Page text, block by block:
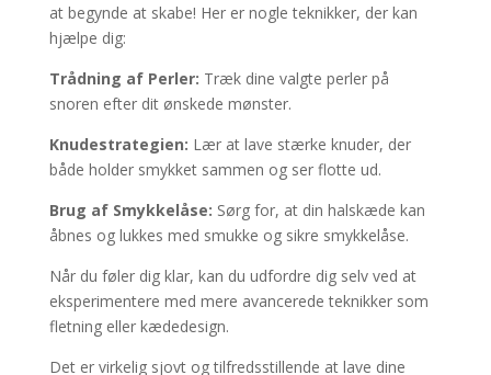
at begynde at skabe! Her er nogle teknikker, der kan
hjælpe dig:
Trådning af Perler: Træk dine valgte perler på
snoren efter dit ønskede mønster.
Knudestrategien: Lær at lave stærke knuder, der
både holder smykket sammen og ser flotte ud.
Brug af Smykkelåse: Sørg for, at din halskæde kan
åbnes og lukkes med smukke og sikre smykkelåse.
Når du føler dig klar, kan du udfordre dig selv ved at
eksperimentere med mere avancerede teknikker som
fletning eller kædedesign.
Det er virkelig sjovt og tilfredsstillende at lave dine